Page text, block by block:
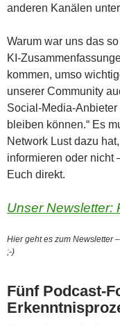
anderen Kanälen
Warum war uns das
KI-
kommen, umso
unserer Community
Social-Media-
bleiben können.“ Es
Network Lust dazu
informieren oder nicht
Euch direkt.
Unser Newsletter:
Hier geht es zum Newsletter
;-)
Fünf Podcast-